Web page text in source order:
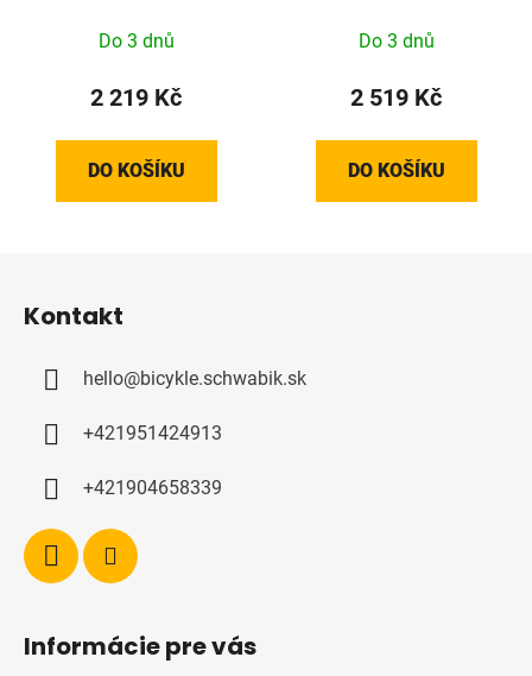
Do 3 dnů
2 219 Kč
DO KOŠÍKU
Do 3 dnů
2 519 Kč
DO KOŠÍKU
Kontakt
hello@bicykle.schwabik.sk
+421951424913
+421904658339
Informácie pre vás